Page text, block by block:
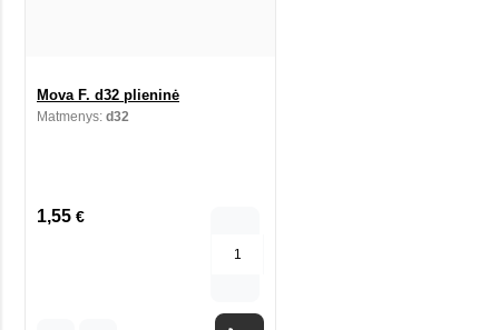
Mova F. d32 plieninė
Matmenys: d32
1,55 €